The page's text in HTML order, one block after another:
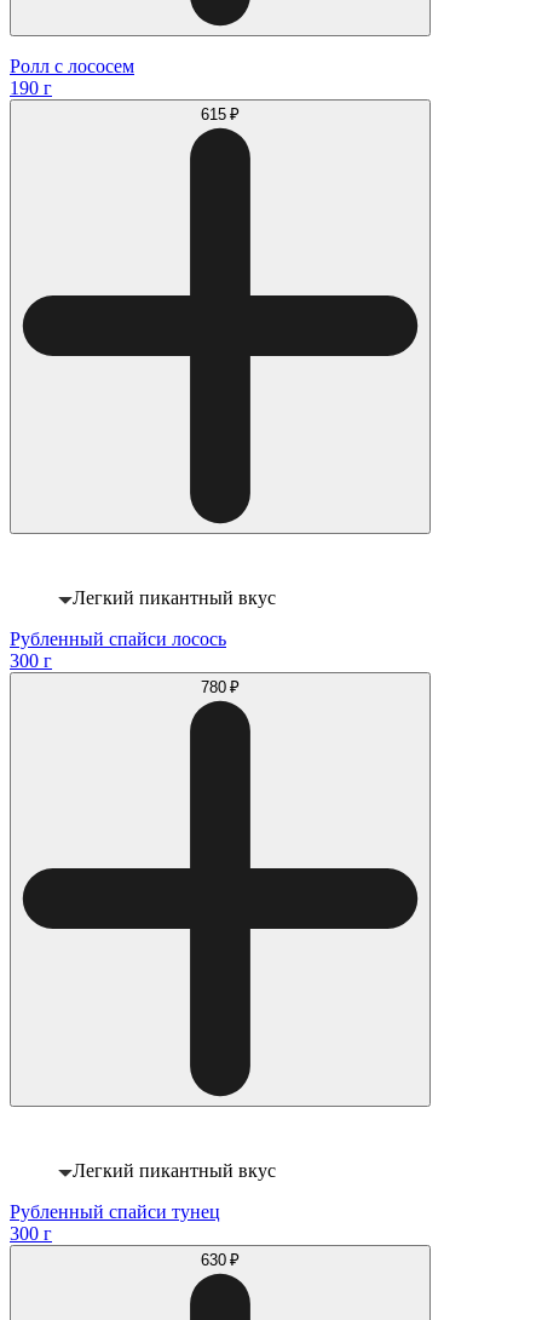
Ролл с лососем
190 г
615 ₽
Легкий пикантный вкус
Рубленный спайси лосось
300 г
780 ₽
Легкий пикантный вкус
Рубленный спайси тунец
300 г
630 ₽